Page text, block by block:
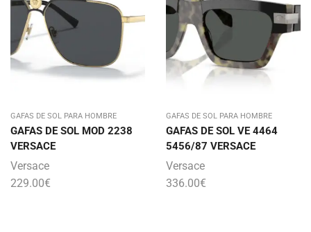
GAFAS DE SOL PARA HOMBRE
GAFAS DE SOL MOD 2238
VERSACE
Versace
229.00€
GAFAS DE SOL PARA HOMBRE
GAFAS DE SOL VE 4464
5456/87 VERSACE
Versace
336.00€